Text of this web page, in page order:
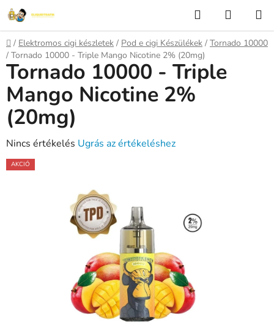
Ugrás
fő
tartalomhoz
KeresésKOSÁR
Kezdőlap
/ Elektromos cigi készletek / Pod e cigi Készülékek / Tornado 10000
/ Tornado 10000 - Triple Mango Nicotine 2% (20mg)
Tornado 10000 - Triple
Mango Nicotine 2%
(20mg)
A
termék
Nincs értékelés Ugrás az értékeléshez
AKCIÓ